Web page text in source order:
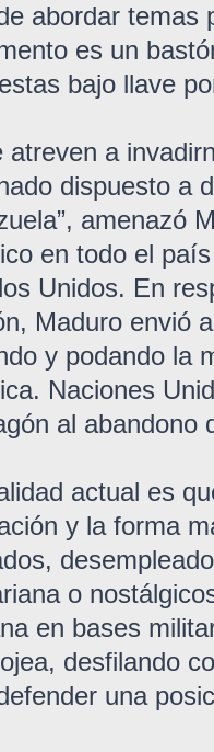
abordar temas
es un
bajo llave
atreven a
dispuesto a
amenazó
en todo el
Unidos. En
Maduro envió
y podando la
Naciones
al abandono
actual es
y la forma
o
en bases
desfilando
una